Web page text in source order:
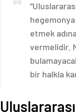
etmek
vermelidir.
bir halkla